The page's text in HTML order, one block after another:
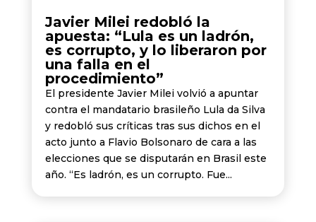
Javier Milei redobló la
apuesta: “Lula es un ladrón,
es corrupto, y lo liberaron por
una falla en el
procedimiento”
El presidente Javier Milei volvió a apuntar
contra el mandatario brasileño Lula da Silva
y redobló sus críticas tras sus dichos en el
acto junto a Flavio Bolsonaro de cara a las
elecciones que se disputarán en Brasil este
año. “Es ladrón, es un corrupto. Fue...